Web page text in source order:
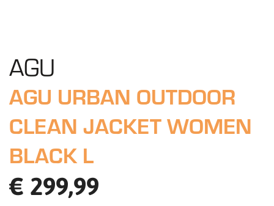
AGU
AGU URBAN OUTDOOR
CLEAN JACKET WOMEN
BLACK L
€ 299,99